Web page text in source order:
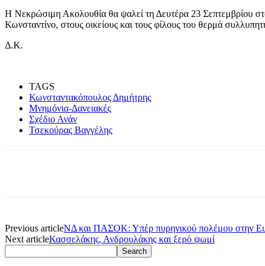
Η Νεκρώσιμη Ακολουθία θα ψαλεί τη Δευτέρα 23 Σεπτεμβρίου
Κωνσταντίνο, στους οικείους και τους φίλους του θερμά
Δ.Κ.
TAGS
Κωνσταντακόπουλος Δημήτρης
Μνημόνια-Δανειακές
Σχέδιο Ανάν
Τσεκούρας Βαγγέλης
Previous articleΝΔ και ΠΑΣΟΚ: Υπέρ πυρηνικού πολέμου στην
Next articleΚασσελάκης, Ανδρουλάκης και ξερό ψωμί